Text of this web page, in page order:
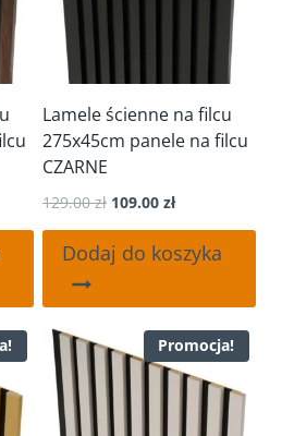
Lamele ścienne na filcu
275x45cm panele na filcu
CZARNE
129.00zł Pierwotna
wynosiła:
129.00 zł.
109.00 złAktualna
wynosi:
109.00 zł.
Dodaj do koszyka
Promocja!